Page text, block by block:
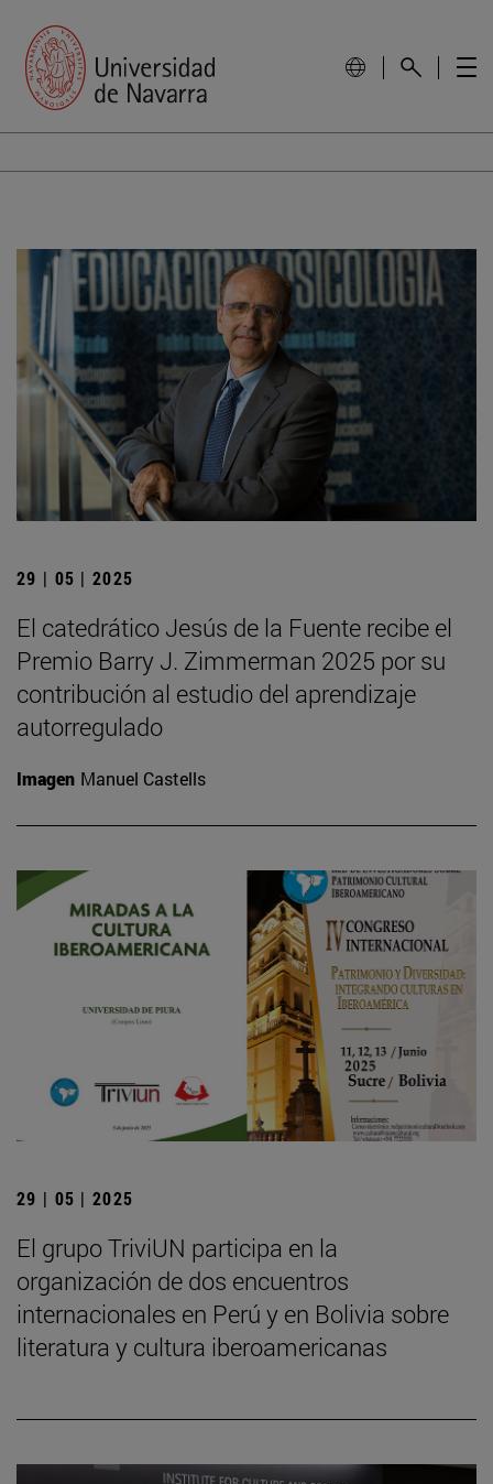
29 | 05 | 2025
El catedrático Jesús de la Fuente recibe el
Premio Barry J. Zimmerman 2025 por su
contribución al estudio del aprendizaje
autorregulado
Imagen Manuel Castells
29 | 05 | 2025
El grupo TriviUN participa en la
organización de dos encuentros
internacionales en Perú y en Bolivia sobre
literatura y cultura iberoamericanas